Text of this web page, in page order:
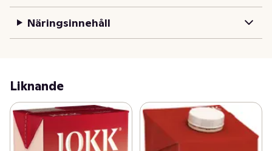
lingon. En frisk och naturlig lingondricka som förhöjer
smakupplevelsen på måltiden och ger en äkta känsla av
Det är inte många som känner till historien om JOKK®.
Den börjar med en påhittig norrländsk landshövding
som ville ta vara på det vildmarken hade att erbjuda och
redan 1972 lanserades den första bärdrycken. Läs mer
Näringsinnehåll
Liknande